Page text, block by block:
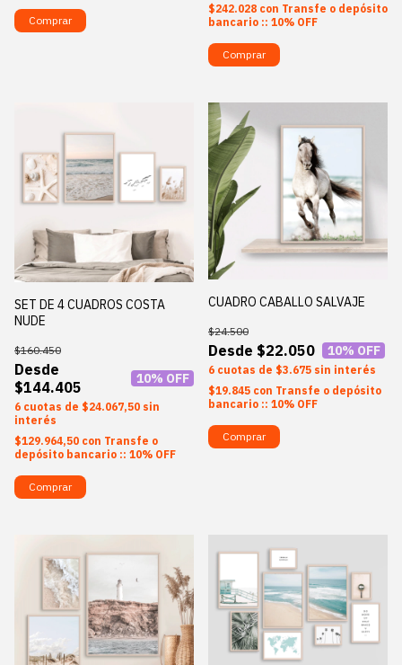
Comprar
$242.028 con Transfe o depósito
bancario :: 10% OFF
Comprar
SET DE 4 CUADROS COSTA
NUDE
$144.405
$160.450
10% OFF
6 $24.067,50 sin
interés
$129.964,50 con Transfe o
depósito bancario :: 10% OFF
Comprar
CUADRO CABALLO SALVAJE
$22.050
$24.500
10% OFF
6 $3.675 sin interés
$19.845 con Transfe o depósito
bancario :: 10% OFF
Comprar